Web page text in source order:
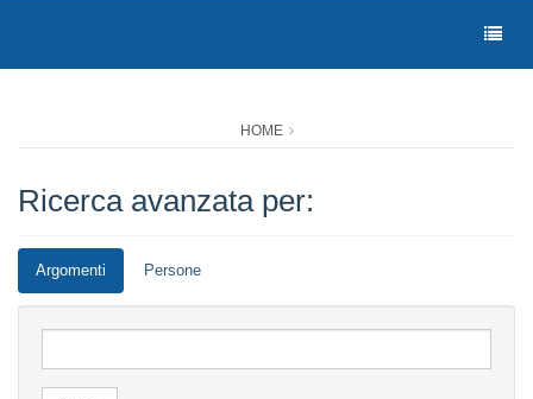
HOME
Ricerca avanzata per:
Argomenti Persone